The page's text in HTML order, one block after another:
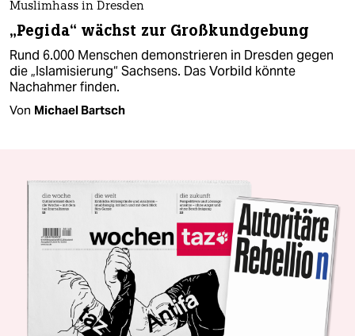
Muslimhass in Dresden
„Pegida“ wächst zur Großkundgebung
Rund 6.000 Menschen demonstrieren in Dresden gegen
die „Islamisierung“ Sachsens. Das Vorbild könnte
Nachahmer finden.
Von Michael Bartsch